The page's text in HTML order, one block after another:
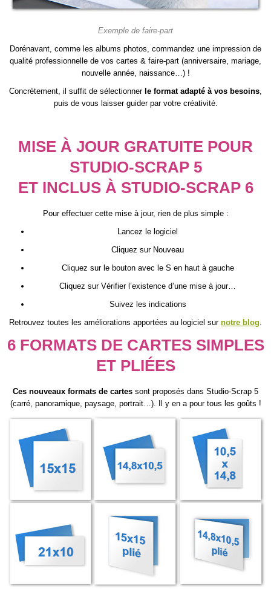
Exemple de faire-part
Dorénavant, comme les albums photos, commandez une impression de
qualité professionnelle de vos cartes & faire-part (anniversaire, mariage,
nouvelle année, naissance…) !
Concrètement, il suffit de sélectionner le format adapté à vos besoins,
puis de vous laisser guider par votre créativité.
MISE À JOUR GRATUITE POUR
STUDIO-SCRAP 5
ET INCLUS À STUDIO-SCRAP 6
Pour effectuer cette mise à jour, rien de plus simple :
Lancez le logiciel
Cliquez sur Nouveau
Cliquez sur le bouton avec le S en haut à gauche
Cliquez sur Vérifier l’existence d’une mise à jour…
Suivez les indications
Retrouvez toutes les améliorations apportées au logiciel sur notre blog.
6 FORMATS DE CARTES SIMPLES
ET PLIÉES
Ces nouveaux formats de cartes sont proposés dans Studio-Scrap 5
(carré, panoramique, paysage, portrait…). Il y en a pour tous les goûts !